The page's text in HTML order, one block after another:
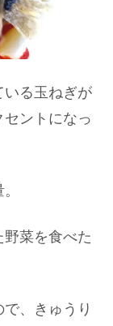
いる玉ねぎが
ントになっ
菜を食べた
、きゅうり